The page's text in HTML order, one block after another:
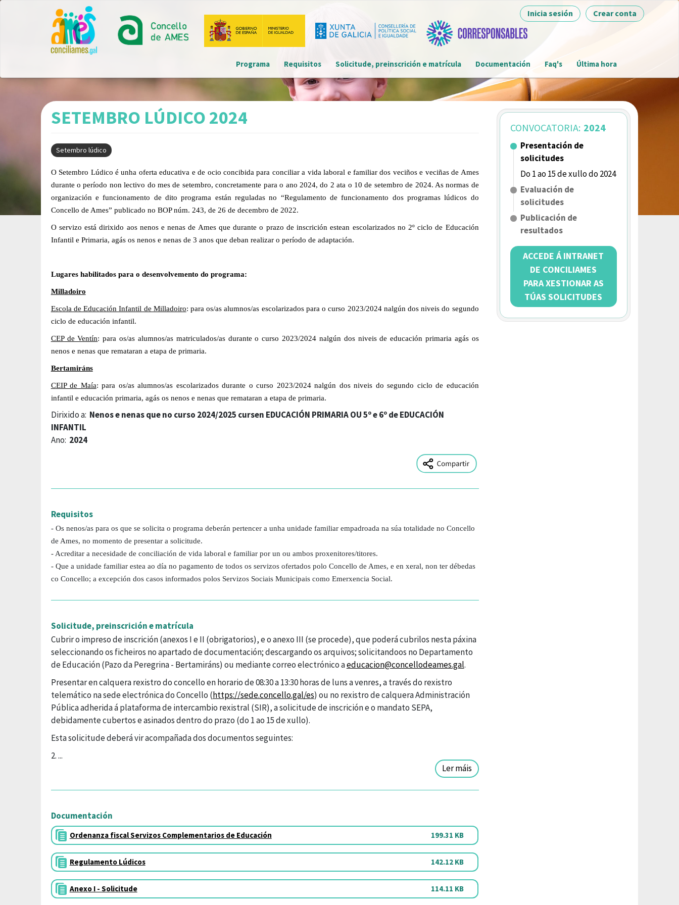
Inicia sesión Crear conta
Menú
convocatoria
Programa Requisitos Solicitude, preinscrición e matrícula Documentación Faq's Última hora
SETEMBRO LÚDICO 2024
Setembro lúdico
O Setembro Lúdico é unha oferta educativa e de ocio concibida para conciliar a vida laboral e familiar dos veciños e veciñas de Ames
durante o período non lectivo do mes de setembro, concretamente parao ano 2024, do 2ata o 10 de setembrode 2024. As normas de
organización e funcionamento de dito programa están reguladas no “Regulamento de funcionamento dos programas lúdicos do
Concello de Ames” publicado no BOP núm. 243, de 26 de decembro de 2022.
O servizo está dirixido aos nenos e nenas de Ames que durante o prazo de inscrición estean escolarizados no 2º ciclo de Educación
Infantil e Primaria, agás os nenos e nenas de 3 anos que deban realizar o período de adaptación.
Lugares habilitados para o desenvolvemento do programa:
Milladoiro
Escola de Educación Infantil de Milladoiro: para os/asalumnos/as escolarizados para o curso 2023/2024nalgún dos niveis do segundo
ciclo de educación infantil.
CEP de Ventín:para os/as alumnos/as matriculados/as durante o curso 2023/2024 nalgún dos niveis de educación primaria agás os
nenos e nenas que remataran a etapa de primaria.
Bertamiráns
CEIP de Maía:para os/asalumnos/as escolarizados durante o curso 2023/2024nalgún dos niveis do segundo ciclo de educación
infantil e educación primaria, agás os nenos e nenas que remataran a etapa de primaria.
Dirixido a: Nenos e nenas que no curso 2024/2025 cursen EDUCACIÓN PRIMARIA OU 5º e 6º de EDUCACIÓN
INFANTIL
Ano: 2024
Requisitos
- Os nenos/as para os que se solicita o programa deberán pertencer a unha unidade familiar empadroada na súa totalidade no Concello
de Ames, no momento de presentar a solicitude.
- Acreditar a necesidade de conciliación de vida laboral e familiar por un ou ambos proxenitores/titores.
- Que a unidade familiar estea ao día no pagamento de todos os servizos ofertados polo Concello de Ames, e en xeral, non ter débedas
co Concello; a excepción dos casos informados polos Servizos Sociais Municipais como Emerxencia Social.
Solicitude, preinscrición e matrícula
Cubrir o impreso de inscrición (anexos I e II (obrigatorios), e o anexo III (se procede), que poderá cubrilos nesta páxina
seleccionando os ficheiros no apartado de documentación; descargando os arquivos; solicitandoos no Departamento
de Educación (Pazo da Peregrina - Bertamiráns) ou mediante correo electrónico aeducacion@concellodeames.gal.
Presentar en calquera rexistro do concello en horario de 08:30 a 13:30 horas de luns a venres, a través do rexistro
telemático na sede electrónica do Concello (https://sede.concello.gal/es) ou no rexistro de calquera Administración
Pública adherida á plataforma de intercambio rexistral (SIR), a solicitude de inscrición e o mandato SEPA,
debidamente cubertos e asinados dentro do prazo (do 1 ao 15 de xullo).
Esta solicitude deberá vir acompañada dos documentos seguintes:
2. ...
Ler máis
Documentación
Ordenanza fiscal Servizos Complementarios de Educación 199.31 KB
Regulamento Lúdicos 142.12 KB
Anexo I - Solicitude 114.11 KB
CONVOCATORIA: 2024
Presentación de
solicitudes
Do 1 ao 15 de xullo do 2024
Evaluación de
solicitudes
Publicación de
resultados
ACCEDE Á INTRANET
DE CONCILIAMES
PARA XESTIONAR AS
TÚAS SOLICITUDES